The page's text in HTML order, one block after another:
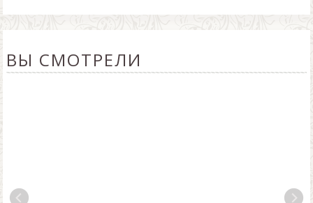
ВЫ СМОТРЕЛИ